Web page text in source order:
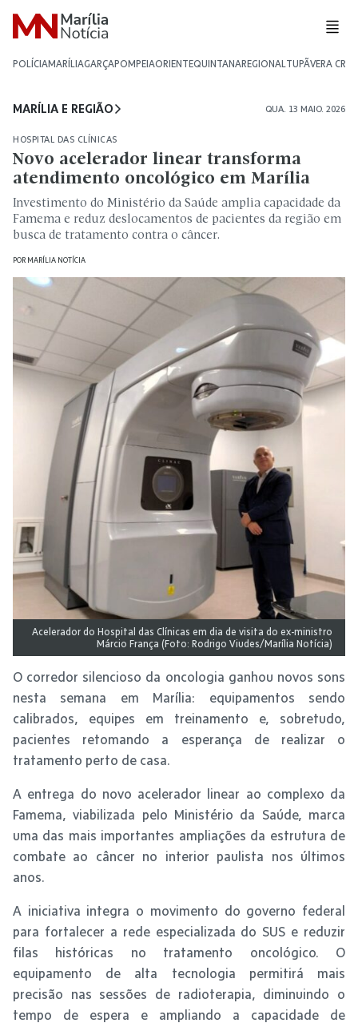
POLÍCIAMARÍLIAGARÇAPOMPEIAORIENTEQUINTANAREGIONALTUPÃVERA CRUZ
MARÍLIA E REGIÃO QUA. 13 MAIO. 2026
HOSPITAL DAS CLÍNICAS
Novo acelerador linear transforma
atendimento oncológico em Marília
Investimento do Ministério da Saúde amplia capacidade da
Famema e reduz deslocamentos de pacientes da região em
busca de tratamento contra o câncer.
POR MARÍLIA NOTÍCIA
Acelerador do Hospital das Clínicas em dia de visita do ex-ministro
Márcio França (Foto: Rodrigo Viudes/Marília Notícia)
O corredor silencioso da oncologia ganhou novos sons
nesta semana em Marília: equipamentos sendo
calibrados, equipes em treinamento e, sobretudo,
pacientes retomando a esperança de realizar o
tratamento perto de casa.
A entrega do novo acelerador linear ao complexo da
Famema, viabilizada pelo Ministério da Saúde, marca
uma das mais importantes ampliações da estrutura de
combate ao câncer no interior paulista nos últimos
anos.
A iniciativa integra o movimento do governo federal
para fortalecer a rede especializada do SUS e reduzir
filas históricas no tratamento oncológico. O
equipamento de alta tecnologia permitirá mais
precisão nas sessões de radioterapia, diminuindo o
tempo de espera e ampliando a capacidade de